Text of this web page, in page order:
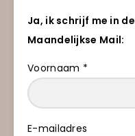
Ja, ik schrijf me in
Maandelijkse Mail:
Voornaam *
E-mailadres